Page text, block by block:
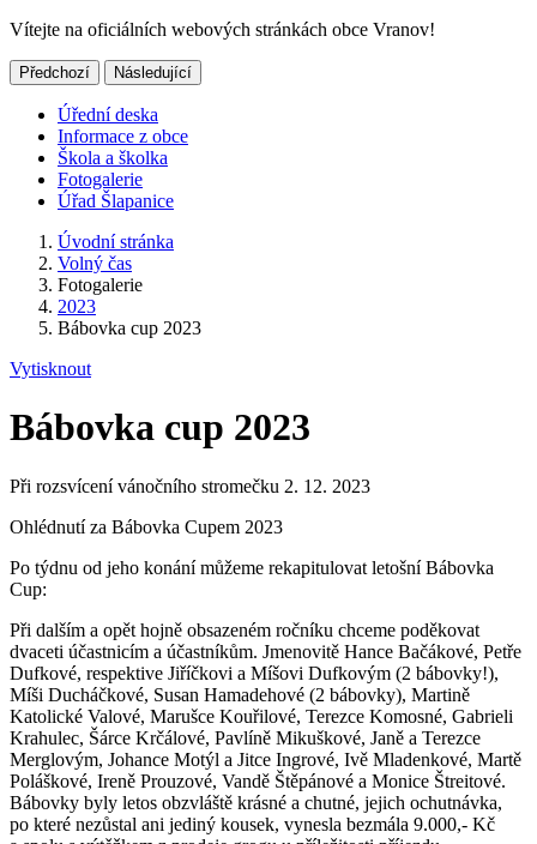
Vítejte na oficiálních webových stránkách obce Vranov!
Předchozí Následující
Úřední deska
Informace z obce
Škola a školka
Fotogalerie
Úřad Šlapanice
Úvodní stránka
Volný čas
Fotogalerie
2023
Bábovka cup 2023
Vytisknout
Bábovka cup 2023
Při rozsvícení vánočního stromečku 2. 12. 2023
Ohlédnutí za Bábovka Cupem 2023
Po týdnu od jeho konání můžeme rekapitulovat letošní Bábovka
Cup:
Při dalším a opět hojně obsazeném ročníku chceme poděkovat
dvaceti účastnicím a účastníkům. Jmenovitě Hance Bačákové, Petře
Dufkové, respektive Jiříčkovi a Míšovi Dufkovým (2 bábovky!),
Míši Ducháčkové, Susan Hamadehové (2 bábovky), Martině
Katolické Valové, Marušce Kouřilové, Terezce Komosné, Gabrieli
Krahulec, Šárce Krčálové, Pavlíně Mikuškové, Janě a Terezce
Merglovým, Johance Motýl a Jitce Ingrové, Ivě Mladenkové, Martě
Poláškové, Ireně Prouzové, Vandě Štěpánové a Monice Štreitové.
Bábovky byly letos obzvláště krásné a chutné, jejich ochutnávka,
po které nezůstal ani jediný kousek, vynesla bezmála 9.000,- Kč